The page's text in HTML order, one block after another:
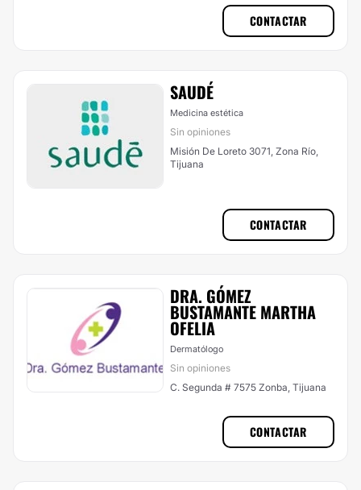
CONTACTAR
SAUDÉ
Medicina estética
Sin opiniones
Misión De Loreto 3071, Zona Río,
Tijuana
CONTACTAR
​DRA. GÓMEZ
BUSTAMANTE MARTHA
OFELIA
Dermatólogo
Sin opiniones
C. Segunda # 7575 Zonba, Tijuana
CONTACTAR